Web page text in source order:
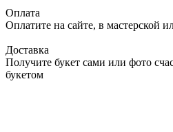
Оплата
Оплатите на сайте, в мастерской
Доставка
Получите букет сами или фото
букетом